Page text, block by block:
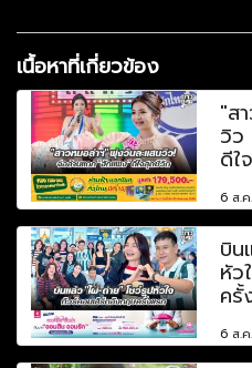
เนื้อหาที่เกี่ยวข้อง
"ส
วิว
ดีใ
6 ส.
บิน
หัว
ครั้
6 ส.